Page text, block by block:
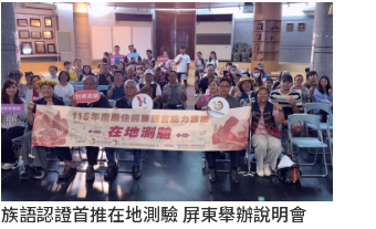
族語認證首推在地測驗 屏東舉辦說明會